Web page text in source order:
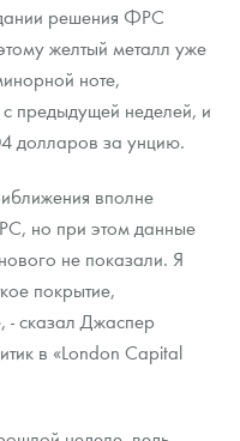
решения ФРС
желтый металл уже
ноте,
предыдущей неделей, и
долларов за унцию.
вполне
но при этом данные
не показали. Я
покрытие,
- сказал Джаспер
в «London Capital